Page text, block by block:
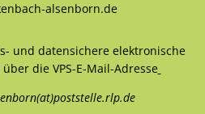
alsenborn.de
und datensichere elektronische
die VPS-E-Mail-Adresse